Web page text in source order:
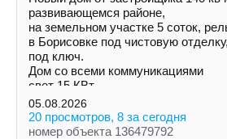
развивающемся районе,
на земельном участке 5 соток,
в Борисовке под чистовую
под ключ.
Дом со всеми коммуникациями
свет 15 КВт
индивидуальная скважина
септик
05.08.2026
20 просмотров, 8 за сегодня
номер объекта 136479792